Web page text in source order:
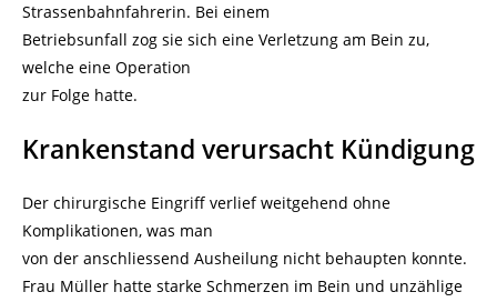
Strassenbahnfahrerin. Bei einem
Betriebsunfall zog sie sich eine Verletzung am Bein zu,
welche eine Operation
zur Folge hatte.
Krankenstand verursacht Kündigung
Der chirurgische Eingriff verlief weitgehend ohne
Komplikationen, was man
von der anschliessend Ausheilung nicht behaupten konnte.
Frau Müller hatte starke Schmerzen im Bein und unzählige